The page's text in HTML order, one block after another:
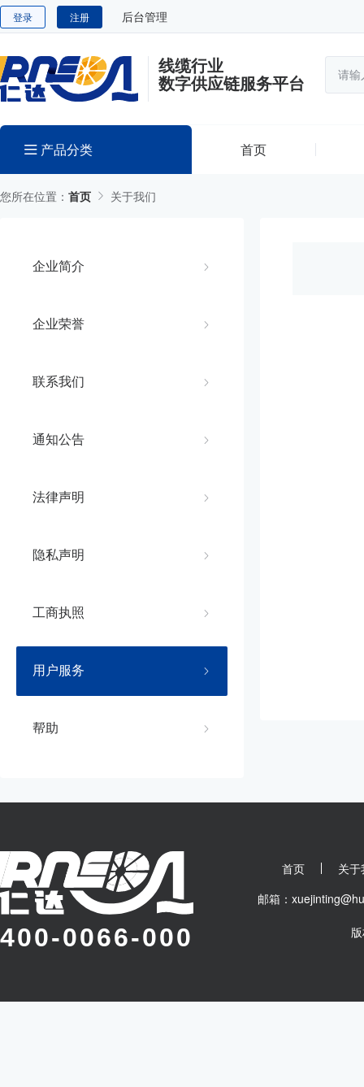
登录 注册 后台管理
线缆行业
数字供应链服务平台
产品分类 首页
您所在位置： 首页 关于我们
企业简介
企业荣誉
联系我们
通知公告
法律声明
隐私声明
工商执照
用户服务
帮助
400-0066-000
首页
关
邮箱：